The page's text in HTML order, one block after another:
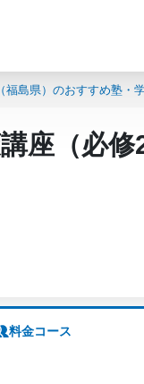
福島県）のおすすめ塾・
座（必修
料金コース